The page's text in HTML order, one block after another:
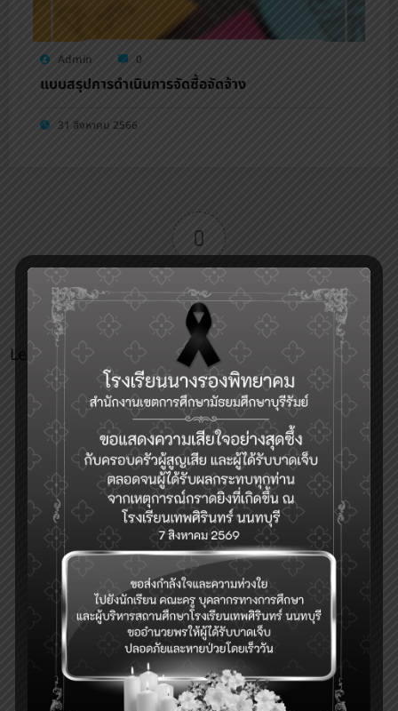
Admin 0
แบบสรุปการดำเนินการจัดซื้อจัดจ้าง
31 สิงหาคม 2566
0
Article Rating
Leave a Reply